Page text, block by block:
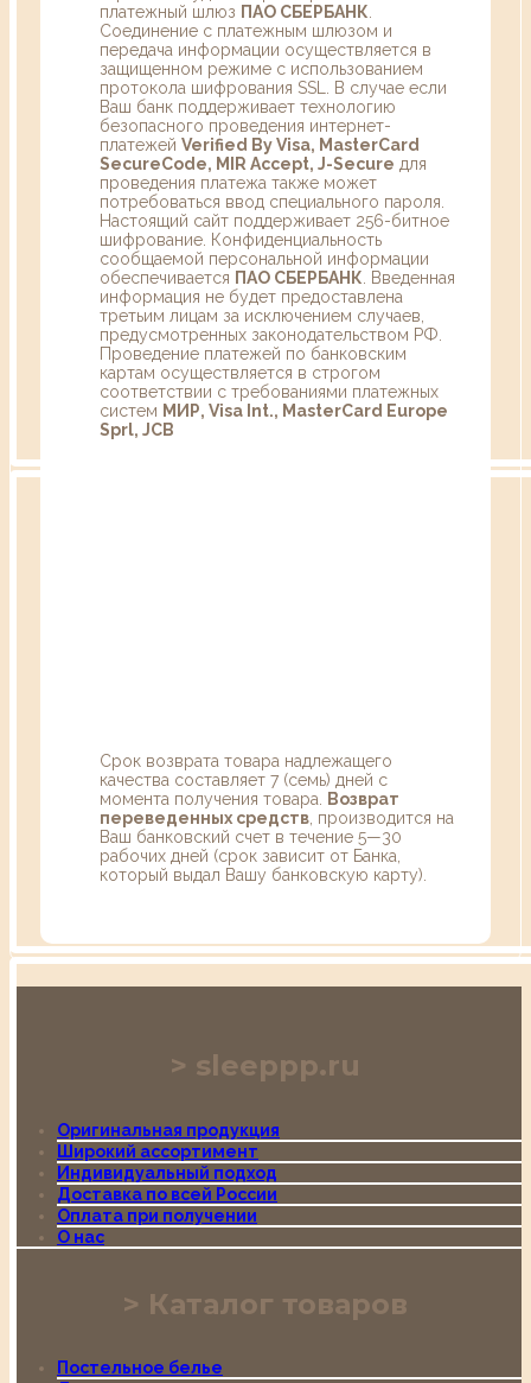
платежный шлюз ПАО СБЕРБАНК
Соединение с платежным шлюзом и
передача информации осуществляется в
защищенном режиме с использованием
протокола шифрования SSL. В случае если
Ваш банк поддерживает технологию
безопасного проведения интернет-
платежей Verified By Visa, MasterCard
SecureCode, MIR Accept, J-Secure для
проведения платежа также может
потребоваться ввод специального пароля.
Настоящий сайт поддерживает 256-битное
шифрование. Конфиденциальность
сообщаемой персональной информации
обеспечивается ПАО СБЕРБАНК . Введенная
информация не будет предоставлена
третьим лицам за исключением случаев,
предусмотренных законодательством РФ.
Проведение платежей по банковским
картам осуществляется в строгом
соответствии с требованиями платежных
систем МИР, Visa Int., MasterCard Europe
Sprl, JCB
Срок возврата товара надлежащего
качества составляет 7 (семь) дней с
момента получения товара.
Возврат
переведенных средств , производится на
Ваш банковский счет в течение 5—30
рабочих дней (срок зависит от Банка,
который выдал Вашу банковскую карту).
sleeppp.ru
Оригинальная продукция
Широкий ассортимент
Индивидуальный подход
Доставка по всей России
Оплата при получении
О нас
Каталог товаров
Постельное белье